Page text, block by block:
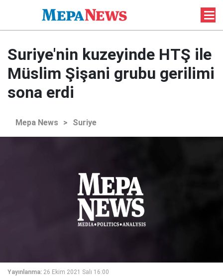
Suriye'nin kuzeyinde HTŞ ile
Müslim Şişani grubu gerilimi
sona erdi
Mepa News > Suriye
Yayınlanma: 26 Ekim 2021 Salı 16:00